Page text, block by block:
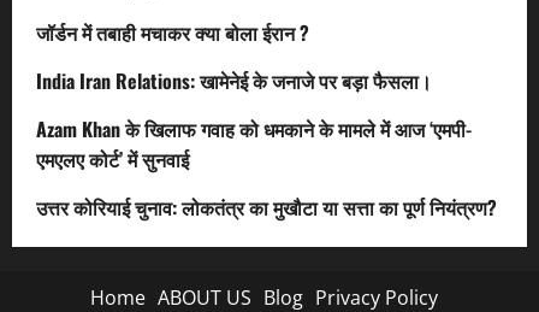
जॉर्डन में तबाही मचाकर क्या बोला ईरान ?
India Iran Relations: खामेनेई के जनाजे पर बड़ा फैसला।
Azam Khan के खिलाफ गवाह को धमकाने के मामले में आज ‘एमपी-
एमएलए कोर्ट’ में सुनवाई
उत्तर कोरियाई चुनाव: लोकतंत्र का मुखौटा या सत्ता का पूर्ण नियंत्रण?
Home ABOUT US Blog Privacy Policy